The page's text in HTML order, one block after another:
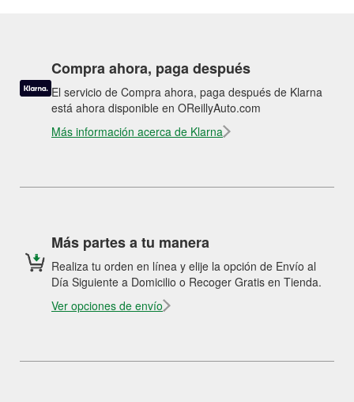
Compra ahora, paga después
El servicio de Compra ahora, paga después de Klarna
está ahora disponible en OReillyAuto.com
Más información acerca de Klarna
Más partes a tu manera
Realiza tu orden en línea y elije la opción de Envío al
Día Siguiente a Domicilio o Recoger Gratis en Tienda.
Ver opciones de envío